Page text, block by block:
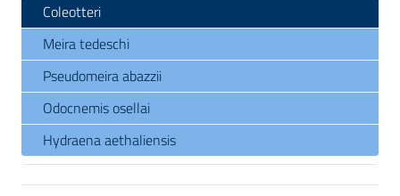
Coleotteri
Meira tedeschi
Pseudomeira abazzii
Odocnemis osellai
Hydraena aethaliensis